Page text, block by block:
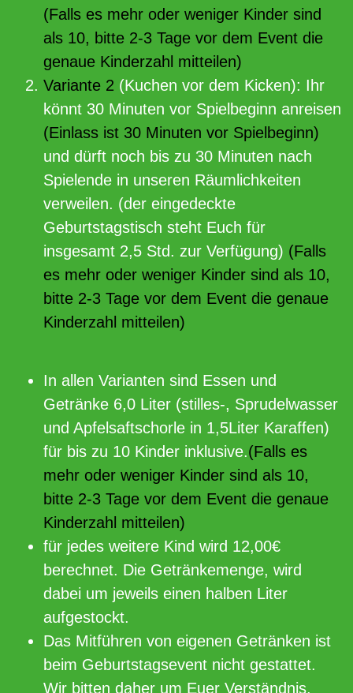
(Falls es mehr oder weniger Kinder sind
als 10, bitte 2-3 Tage vor dem Event die
genaue Kinderzahl mitteilen)
Variante 2 (Kuchen vor dem Kicken): Ihr
könnt 30 Minuten vor Spielbeginn anreisen
(Einlass ist 30 Minuten vor Spielbeginn)
und dürft noch bis zu 30 Minuten nach
Spielende in unseren Räumlichkeiten
verweilen. (der eingedeckte
Geburtstagstisch steht Euch für
insgesamt 2,5 Std. zur Verfügung) (Falls
es mehr oder weniger Kinder sind als 10,
bitte 2-3 Tage vor dem Event die genaue
Kinderzahl mitteilen)
In allen Varianten sind Essen und
Getränke 6,0 Liter (stilles-, Sprudelwasser
und Apfelsaftschorle in 1,5Liter Karaffen)
für bis zu 10 Kinder inklusive.(Falls es
mehr oder weniger Kinder sind als 10,
bitte 2-3 Tage vor dem Event die genaue
Kinderzahl mitteilen)
für jedes weitere Kind wird 12,00€
berechnet. Die Getränkemenge, wird
dabei um jeweils einen halben Liter
aufgestockt.
Das Mitführen von eigenen Getränken ist
beim Geburtstagsevent nicht gestattet.
Wir bitten daher um Euer Verständnis.